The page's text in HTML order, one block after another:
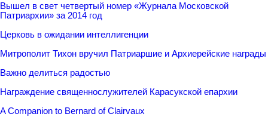
Вышел в свет четвертый номер «Журнала Московской
Патриархии» за 2014 год
Церковь в ожидании интеллигенции
Митрополит Тихон вручил Патриаршие и Архиерейские награды
Важно делиться радостью
Награждение священнослужителей Карасукской епархии
A Companion to Bernard of Clairvaux